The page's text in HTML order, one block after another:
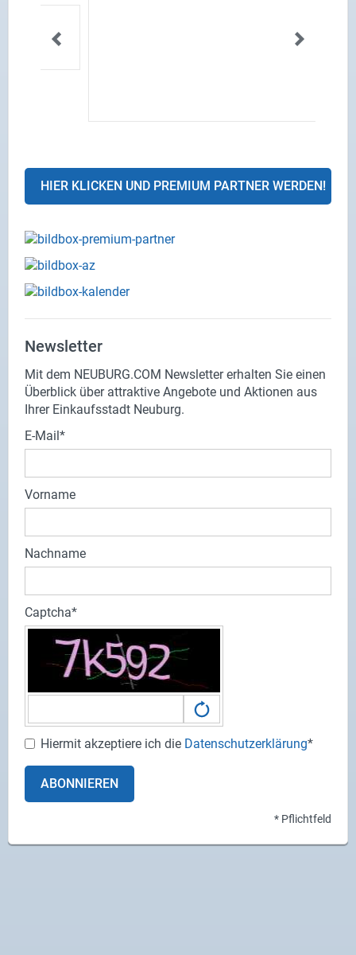
HIER KLICKEN UND PREMIUM PARTNER WERDEN!
Newsletter
Mit dem NEUBURG.COM Newsletter erhalten Sie einen
Überblick über attraktive Angebote und Aktionen aus
Ihrer Einkaufsstadt Neuburg.
E-Mail
Vorname
Nachname
Captcha
Hiermit akzeptiere ich die Datenschutzerklärung*
ABONNIEREN
* Pflichtfeld